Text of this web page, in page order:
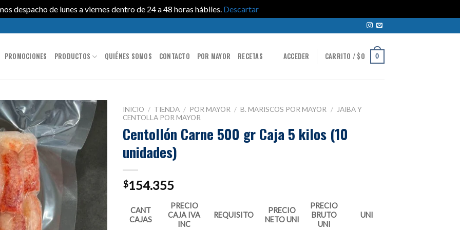
despacho de lunes a viernes dentro de 24 a 48 horas hábiles. Descartar
PROMOCIONES PRODUCTOS QUIÉNES SOMOS CONTACTO POR MAYOR RECETAS ACCEDER CARRITO / $0 0
INICIO / TIENDA / POR MAYOR / B. MARISCOS POR MAYOR /
JAIBA Y
CENTOLLA POR MAYOR
Centollón Carne 500 gr Caja 5 kilos (10
unidades)
$154.355
CANT
CAJAS
PRECIO
CAJA IVA
INC
REQUISITO
PRECIO
NETO UNI
PRECIO
BRUTO
UNI
UNI